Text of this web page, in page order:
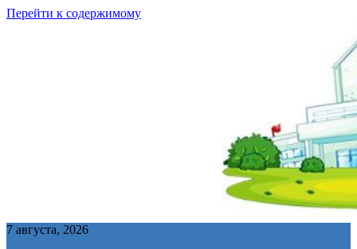
Перейти к содержимому
7 августа, 2026